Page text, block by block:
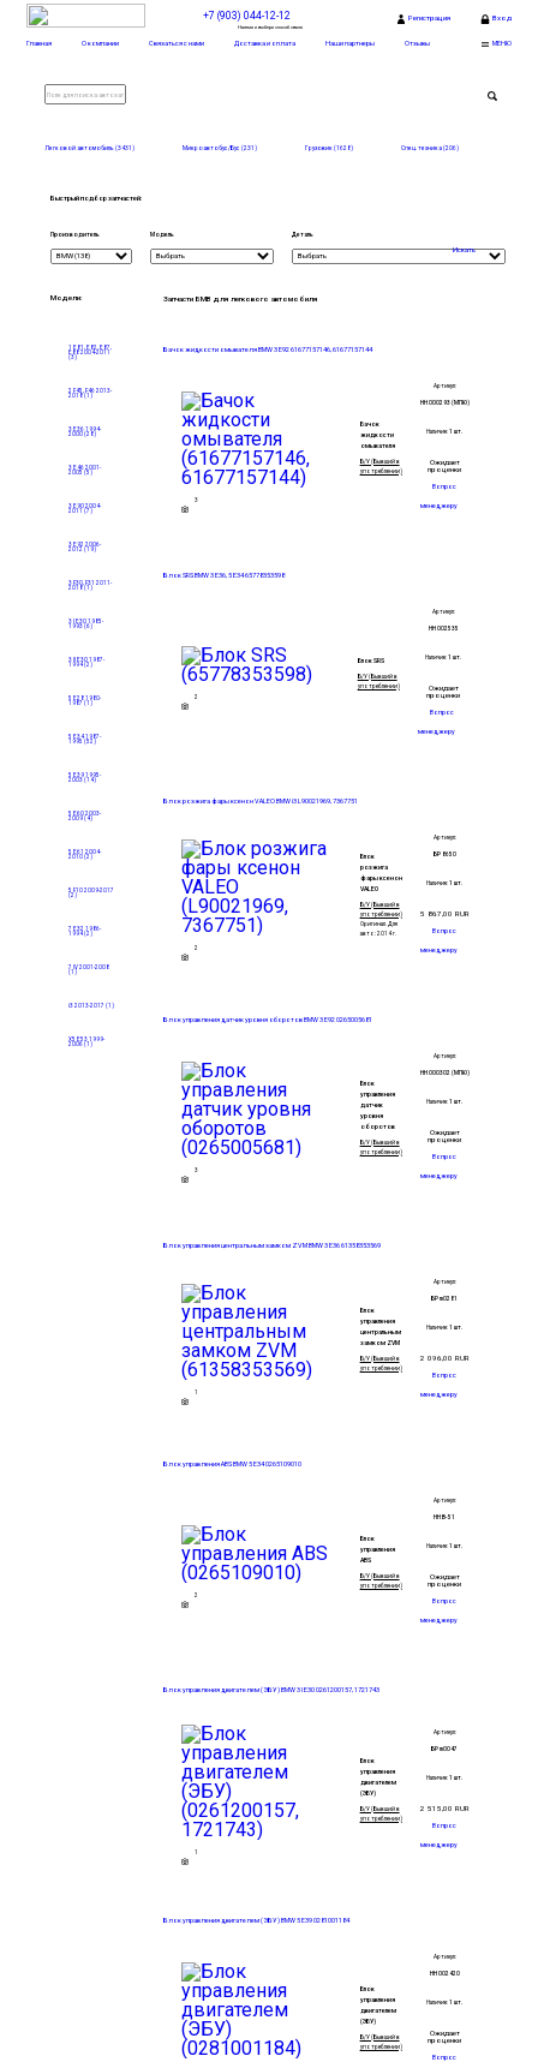
+7 (903) 044-12-12
Нажми и выбери способ связи
Регистрация Вход
Главная О компании Связаться с нами Доставка и оплата Наши партнеры Отзывы МЕНЮ
Легковой автомобиль (3431) Микроавтобус/Бус (231) Грузовик (1628) Спец. техника (206)
Быстрый подбор запчастей:
Производитель Модель Деталь
Искать
Модели:
1 E81, E82, E87,
E882004-2011
(3)
2 F45, F462013-
2018 (1)
3 E361994-
2000 (28)
3 E462001-
2005
(5)
3 E902004-
2011 (7)
3 E922006-
2012 (19)
3 F30, F312011-
2018 (1)
3 I E301985-
1993 (6)
3 II E301987-
1994 (2)
5 E281980-
1987 (1)
5 E341987-
1995
(52)
5 E391995-
2003 (14)
5 E602003-
2009 (4)
5 E612004-
2010 (2)
5 F102009-2017
(2)
7 E321986-
1994 (2)
7 IV2001-2008
(1)
i32013-2017 (1)
X5 E531999-
2006 (1)
Запчасти БМВ для легкового автомобиля
Бачок жидкости омывателя BMW 3 E92 61677157146, 61677157144
3
Бачок
жидкости
омывателя
Б/У (Бывший в
употреблении)
Артикул:
НН 000293 (МПЮ)
Наличие:1 шт.
Ожидает
проценки
Вопрос
менеджеру
Блок SRS BMW 3 E36, 5 E34 65778353598
2
Блок SRS
Б/У (Бывший в
употреблении)
Артикул:
НН 002535
Наличие:1 шт.
Ожидает
проценки
Вопрос
менеджеру
Блок розжига фары ксенон VALEO BMW i3 L90021969, 7367751
2
Блок
розжига
фары ксенон
VALEO
Б/У (Бывший в
употреблении)
Оригинал. Для
авто:2014 г.
Артикул:
БР 8650
Наличие:1 шт.
5 867,00 RUR
Вопрос
менеджеру
Блок управления датчик уровня оборотов BMW 3 E92 0265005681
3
Блок
управления
датчик
уровня
оборотов
Б/У (Бывший в
употреблении)
Артикул:
НН 000302 (МПЮ)
Наличие:1 шт.
Ожидает
проценки
Вопрос
менеджеру
Блок управления центральным замком ZVM BMW 3 E36 61358353569
1
Блок
управления
центральным
замком ZVM
Б/У (Бывший в
употреблении)
Артикул:
БР m0281
Наличие:1 шт.
2 096,00 RUR
Вопрос
менеджеру
Блок управления ABS BMW 5 E34 0265109010
2
Блок
управления
ABS
Б/У (Бывший в
употреблении)
Артикул:
НН B-51
Наличие:1 шт.
Ожидает
проценки
Вопрос
менеджеру
Блок управления двигателем (ЭБУ) BMW 3 I E30 0261200157, 1721743
1
Блок
управления
двигателем
(ЭБУ)
Б/У (Бывший в
употреблении)
Артикул:
БР m0047
Наличие:1 шт.
2 515,00 RUR
Вопрос
менеджеру
Блок управления двигателем (ЭБУ) BMW 5 E39 0281001184
Блок
управления
двигателем
(ЭБУ)
Б/У (Бывший в
употреблении)
Артикул:
НН 002420
Наличие:1 шт.
Ожидает
проценки
Вопрос